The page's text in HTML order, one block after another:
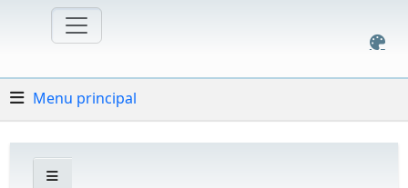
Menu principal